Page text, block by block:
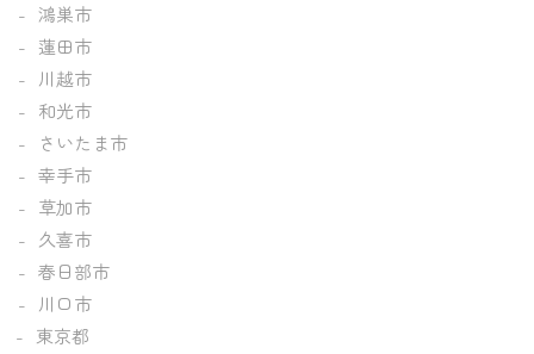
鴻巣市
蓮田市
川越市
和光市
さいたま市
幸手市
草加市
久喜市
春日部市
川口市
東京都